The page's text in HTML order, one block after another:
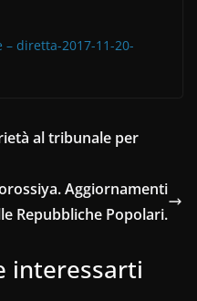
– diretta-2017-11-20-
al tribunale per
Aggiornamenti
Repubbliche Popolari.
interessarti